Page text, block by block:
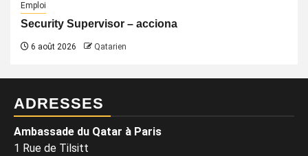
Emploi
Security Supervisor – acciona
6 août 2026 Qatarien
ADRESSES
Ambassade du Qatar à Paris
1 Rue de Tilsitt